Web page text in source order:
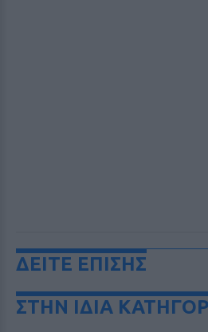
ΔΕΙΤΕ ΕΠΙΣΗΣ
ΣΤΗΝ ΙΔΙΑ